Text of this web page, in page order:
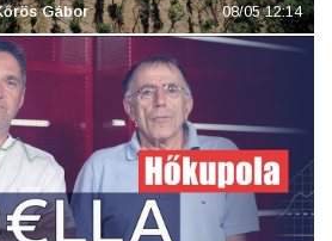
Gábor 08/05 12:14